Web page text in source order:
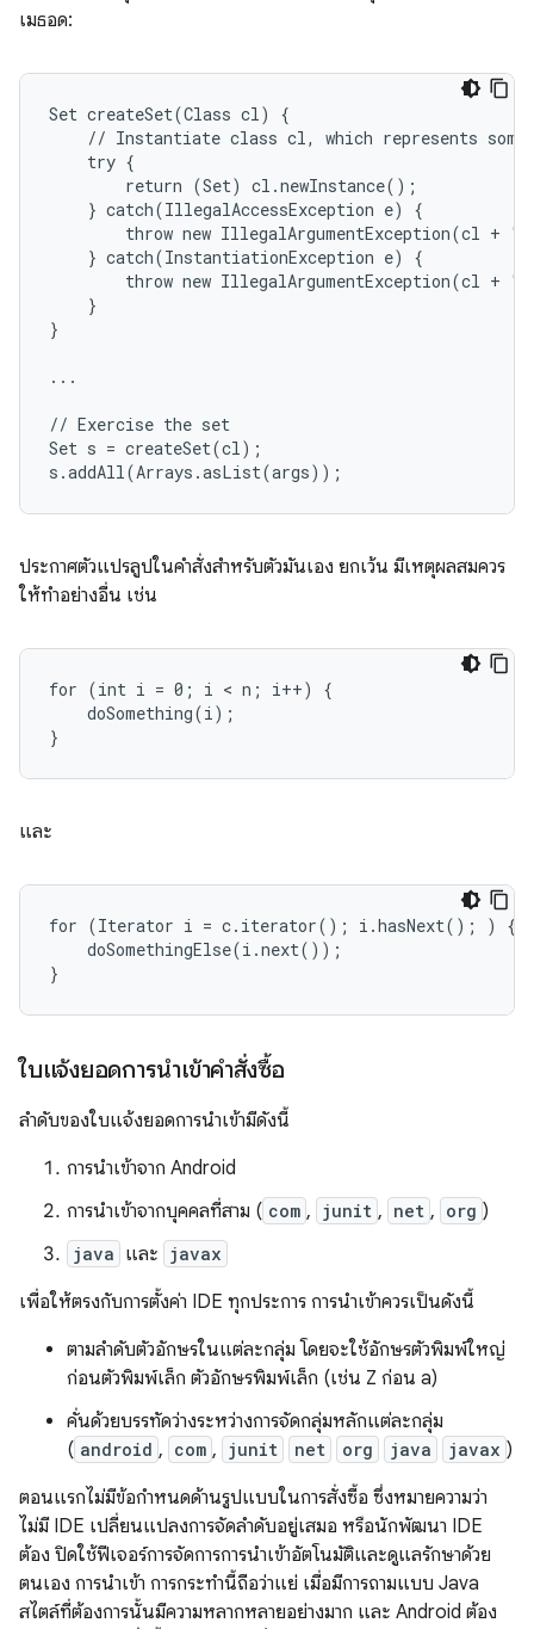
เมธอด:
Set createSet(Class cl) {
// Instantiate class cl, which represents some
    try {
        return (Set) cl.newInstance();
    } catch(IllegalAccessException e) {
throw new IllegalArgumentException(cl + "
    } catch(InstantiationException e) {
throw new IllegalArgumentException(cl + "
    }
}
...
// Exercise the set
Set s = createSet(cl);
s.addAll(Arrays.asList(args));
ประกาศตัวแปรลูปในคำสั่งสำหรับตัวมันเอง ยกเว้น มีเหตุผลสมควร
ให้ทำอย่างอื่น เช่น
for (int i = 0; i < n; i++) {
    doSomething(i);
}
และ
for (Iterator i = c.iterator(); i.hasNext(); ) {
    doSomethingElse(i.next());
}
ใบแจ้งยอดการนำเข้าคำสั่งซื้อ
ลำดับของใบแจ้งยอดการนำเข้ามีดังนี้
การนำเข้าจาก Android
การนำเข้าจากบุคคลที่สาม ( com , junit , net , org )
java และ javax
เพื่อให้ตรงกับการตั้งค่า IDE ทุกประการ การนำเข้าควรเป็นดังนี้
ตามลำดับตัวอักษรในแต่ละกลุ่ม โดยจะใช้อักษรตัวพิมพ์ใหญ่
ก่อนตัวพิมพ์เล็ก ตัวอักษรพิมพ์เล็ก (เช่น Z ก่อน a)
คั่นด้วยบรรทัดว่างระหว่างการจัดกลุ่มหลักแต่ละกลุ่ม
( android , com , junit net org java javax )
ตอนแรกไม่มีข้อกำหนดด้านรูปแบบในการสั่งซื้อ ซึ่งหมายความว่า
ไม่มี IDE เปลี่ยนแปลงการจัดลำดับอยู่เสมอ หรือนักพัฒนา IDE
ต้อง ปิดใช้ฟีเจอร์การจัดการการนำเข้าอัตโนมัติและดูแลรักษาด้วย
ตนเอง การนำเข้า การกระทำนี้ถือว่าแย่ เมื่อมีการถามแบบ Java
สไตล์ที่ต้องการนั้นมีความหลากหลายอย่างมาก และ Android ต้อง